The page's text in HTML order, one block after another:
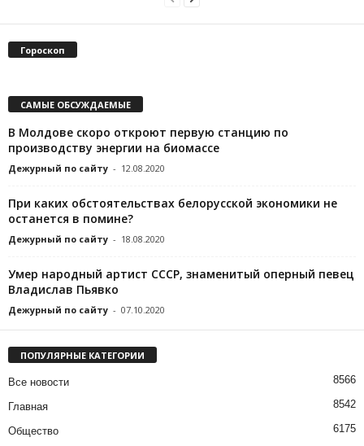
Гороскоп
САМЫЕ ОБСУЖДАЕМЫЕ
В Молдове скоро откроют первую станцию по
производству энергии на биомассе
Дежурный по сайту - 12.08.2020
При каких обстоятельствах белорусской экономики не
останется в помине?
Дежурный по сайту - 18.08.2020
Умер народный артист СССР, знаменитый оперный певец
Владислав Пьявко
Дежурный по сайту - 07.10.2020
ПОПУЛЯРНЫЕ КАТЕГОРИИ
Все новости 8566
Главная 8542
Общество 6175